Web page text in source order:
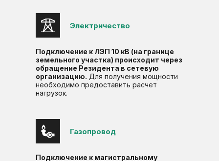
Подключение к ЛЭП 10 кВ (на границе
земельного участка) происходит через
обращение Резидента в сетевую
организацию. Для получения мощности
необходимо предоставить расчет
нагрузок.
Электричество
Подключение к магистральному
Газопровод